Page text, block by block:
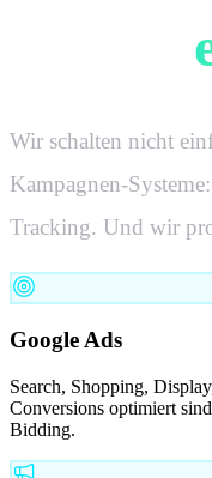
Wir schalten nicht
Kampagnen-
Tracking. Und wir
Google Ads
Search, Shopping,
Conversions optimiert
Bidding.